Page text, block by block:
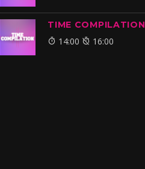
TIME COMPILATION
14:00 16:00